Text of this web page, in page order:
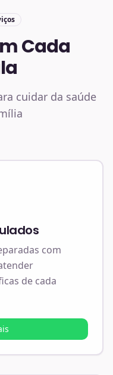
Cada
cuidar da saúde
com
de cada